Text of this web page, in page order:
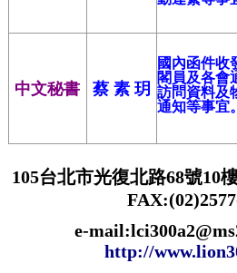
中文秘書 蔡 素 玥
國內函件收
閣員及各會
訪問資料及
通知等事宜。
105台北市光復北路68號10
e-
http://